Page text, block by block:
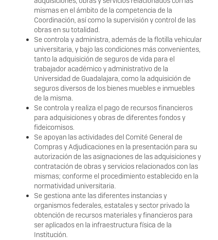
mismas en el ámbito de la competencia de la
Coordinación, así como la supervisión y control de las
obras en su totalidad.
Se controla y administra, además de la flotilla vehicular
universitaria, y bajo las condiciones más convenientes,
tanto la adquisición de seguros de vida para el
trabajador académico y administrativo de la
Universidad de Guadalajara, como la adquisición de
seguros diversos de los bienes muebles e inmuebles
de la misma.
Se controla y realiza el pago de recursos financieros
para adquisiciones y obras de diferentes fondos y
fideicomisos.
Se apoyan las actividades del Comité General de
Compras y Adjudicaciones en la presentación para su
autorización de las asignaciones de las adquisiciones y
contratación de obras y servicios relacionados con las
mismas; conforme el procedimiento establecido en la
normatividad universitaria.
Se gestiona ante las diferentes instancias y
organismos federales, estatales y sector privado la
obtención de recursos materiales y financieros para
ser aplicados en la infraestructura física de la
Institución.